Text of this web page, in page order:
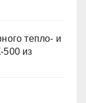
тепло- и
500 из